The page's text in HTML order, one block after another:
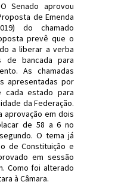
O Senado aprovou
de Emenda
do chamado
prevê que o
a liberar a verba
de bancada para
As chamadas
apresentadas por
cada estado para
da Federação.
aprovação em dois
de 58 a 6 no
O tema já
de Constituição e
em sessão
Como foi alterado
à Câmara.